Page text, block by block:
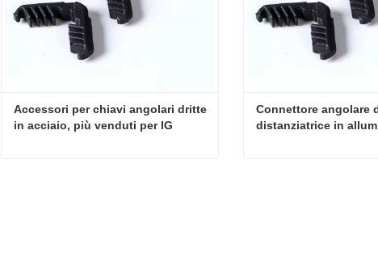
Accessori per chiavi angolari dritte
in acciaio, più venduti per IG
Connettore angolare
distanziatrice in